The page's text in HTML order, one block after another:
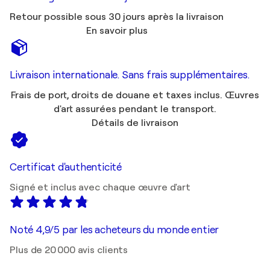
Retour possible sous 30 jours après la livraison
En savoir plus
Livraison internationale. Sans frais supplémentaires.
Frais de port, droits de douane et taxes inclus. Œuvres
d'art assurées pendant le transport.
Détails de livraison
Certificat d'authenticité
Signé et inclus avec chaque œuvre d'art
Noté 4,9/5 par les acheteurs du monde entier
Plus de 20 000 avis clients